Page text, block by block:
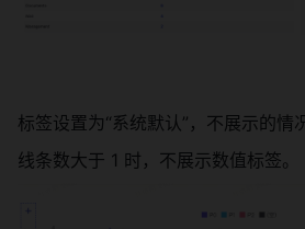
标签设置为“系统默认”，不展示的情
线条数大于 1 时，不展示数值标签。